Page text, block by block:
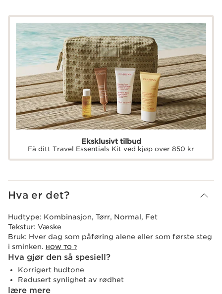
Eksklusivt tilbud
Få ditt Travel Essentials Kit ved kjøp over 850 kr
Hva er det?
Hudtype: Kombinasjon, Tørr, Normal, Fet
Tekstur: Væske
Bruk: Hver dag som påføring alene eller som første steg
i sminken. HOW TO ?
Hva gjør den så spesiell?
Korrigert hudtone
Redusert synlighet av rødhet
lære mere